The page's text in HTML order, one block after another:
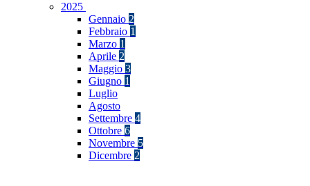
2025
Gennaio 2
Febbraio 1
Marzo 1
Aprile 2
Maggio 3
Giugno 1
Luglio
Agosto
Settembre 4
Ottobre 6
Novembre 5
Dicembre 2